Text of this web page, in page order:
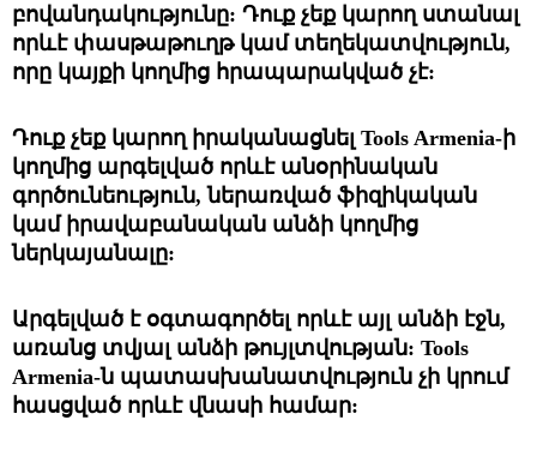
բովանդակությունը: Դուք չեք կարող ստանալ
որևէ փասթաթուղթ կամ տեղեկատվություն,
որը կայքի կողմից հրապարակված չէ:
Դուք չեք կարող իրականացնել Tools Armenia-ի
կողմից արգելված որևէ անօրինական
գործունեություն, ներառված ֆիզիկական
կամ իրավաբանական անձի կողմից
ներկայանալը:
Արգելված է օգտագործել որևէ այլ անձի էջն,
առանց տվյալ անձի թույլտվության: Tools
Armenia-ն պատասխանատվություն չի կրում
հասցված որևէ վնասի համար: